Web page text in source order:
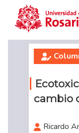
Skip to main content
cambio
Ricardo